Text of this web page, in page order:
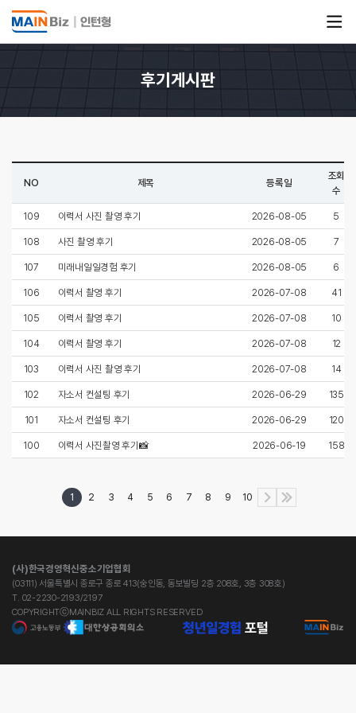
후기게시판
NO 제목 등록일
조회
수
109 이력서 사진 촬영 후기 2026-08-05 5
108 사진 촬영 후기 2026-08-05 7
107 미래내일일경험 후기 2026-08-05 6
106 이력서 촬영 후기 2026-07-08 41
105 이력서 촬영 후기 2026-07-08 10
104 이력서 촬영 후기 2026-07-08 12
103 이력서 사진 촬영 후기 2026-07-08 14
102 자소서 컨설팅 후기 2026-06-29 135
101 자소서 컨설팅 후기 2026-06-29 120
100 이력서 사진촬영 후기📸 2026-06-19 158
1 2 3 4 5 6 7 8 9 10
(사)한국경영혁신중소기업협회
(03111) 서울특별시 종로구 종로 413(숭인동, 동보빌딩 2층 208호, 3층 308호)
T. 02-2230-2193/2197
COPYRIGHTⓒMAINBIZ ALL RIGHTS RESERVED